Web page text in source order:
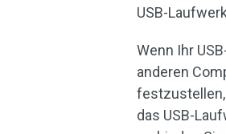
USB-
Wenn Ihr
anderen
festzustellen,
das USB-